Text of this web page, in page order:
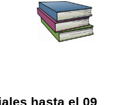
hasta el 09